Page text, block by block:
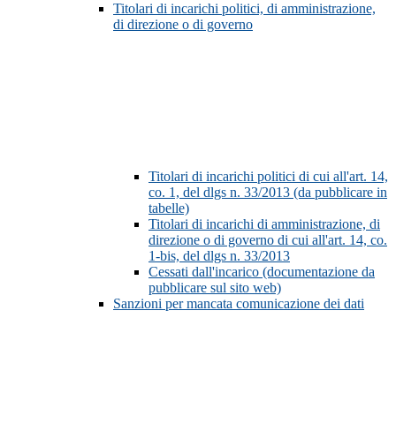
Titolari di incarichi politici, di amministrazione,
di direzione o di governo
Titolari di incarichi politici di cui all'art. 14,
co. 1, del dlgs n. 33/2013 (da pubblicare in
tabelle)
Titolari di incarichi di amministrazione, di
direzione o di governo di cui all'art. 14, co.
1-bis, del dlgs n. 33/2013
Cessati dall'incarico (documentazione da
pubblicare sul sito web)
Sanzioni per mancata comunicazione dei dati